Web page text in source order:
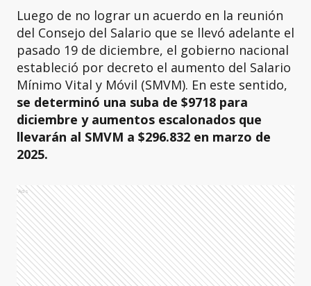
Luego de no lograr un acuerdo en la reunión
del Consejo del Salario que se llevó adelante el
pasado 19 de diciembre, el gobierno nacional
estableció por decreto el aumento del Salario
Mínimo Vital y Móvil (SMVM). En este sentido,
se determinó una suba de $9718 para
diciembre y aumentos escalonados que
llevarán al SMVM a $296.832 en marzo de
2025.
Ads